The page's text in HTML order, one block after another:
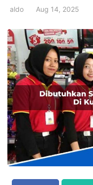
aldo Aug 14, 2025